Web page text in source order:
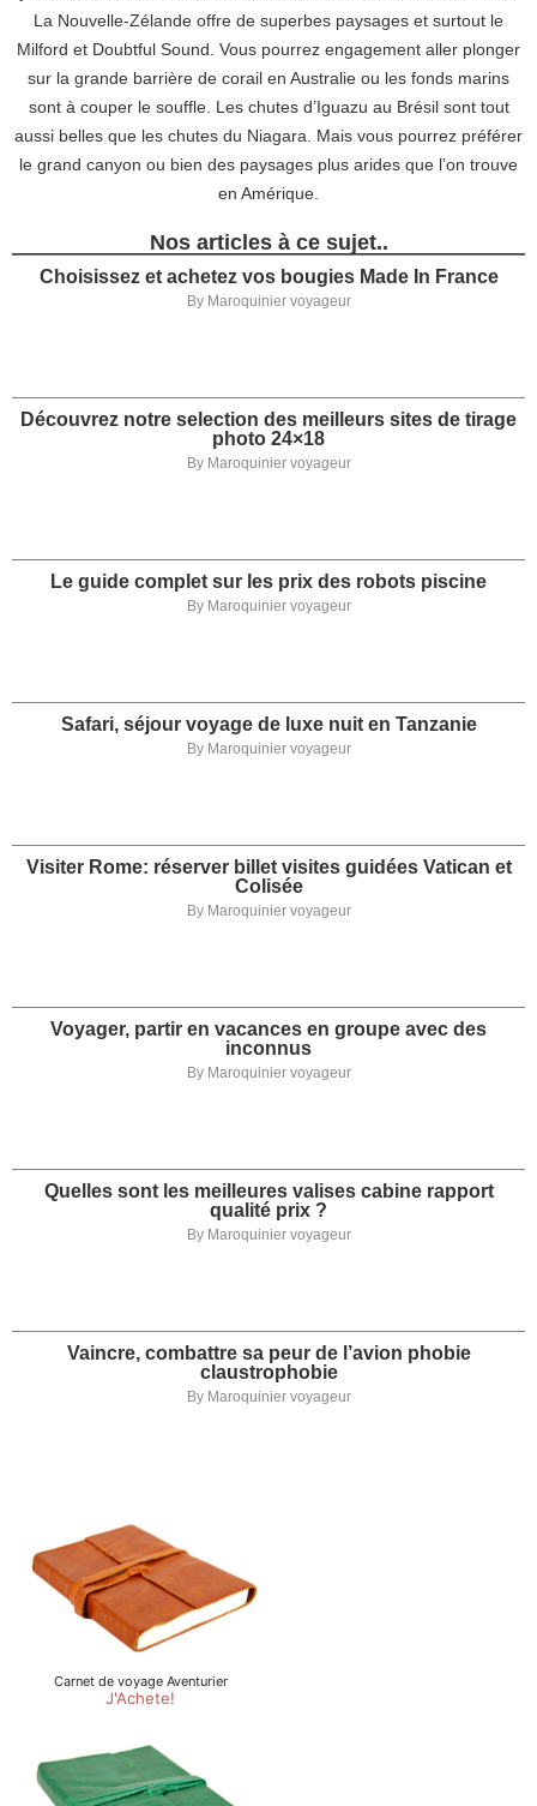
La Nouvelle-Zélande offre de superbes paysages et surtout le
Milford et Doubtful Sound. Vous pourrez engagement aller plonger
sur la grande barrière de corail en Australie ou les fonds marins
sont à couper le souffle. Les chutes d’Iguazu au Brésil sont tout
aussi belles que les chutes du Niagara. Mais vous pourrez préférer
le grand canyon ou bien des paysages plus arides que l’on trouve
en Amérique.
Nos articles à ce sujet..
Choisissez et achetez vos bougies Made In France
By Maroquinier voyageur
Découvrez notre selection des meilleurs sites de tirage
photo 24×18
By Maroquinier voyageur
Le guide complet sur les prix des robots piscine
By Maroquinier voyageur
Safari, séjour voyage de luxe nuit en Tanzanie
By Maroquinier voyageur
Visiter Rome: réserver billet visites guidées Vatican et
Colisée
By Maroquinier voyageur
Voyager, partir en vacances en groupe avec des
inconnus
By Maroquinier voyageur
Quelles sont les meilleures valises cabine rapport
qualité prix ?
By Maroquinier voyageur
Vaincre, combattre sa peur de l’avion phobie
claustrophobie
By Maroquinier voyageur